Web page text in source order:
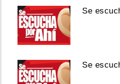
Se
Se